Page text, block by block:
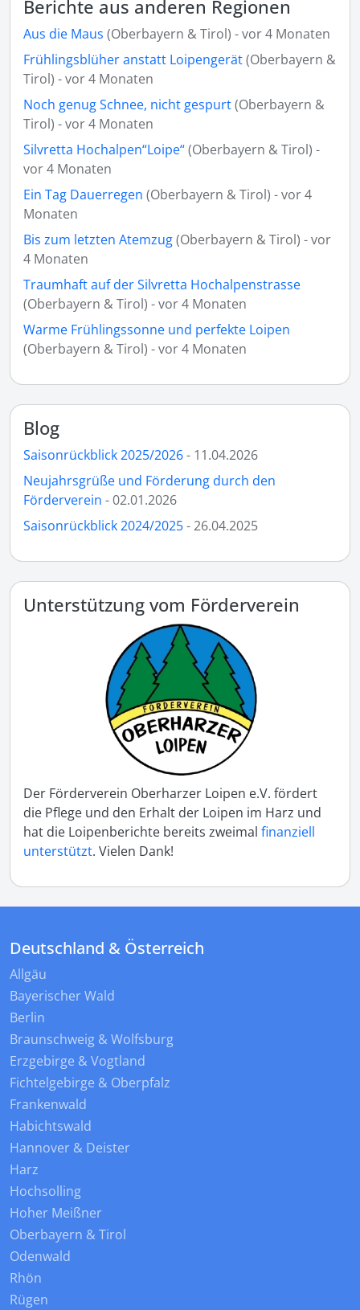
Berichte aus anderen Regionen
Aus die Maus (Oberbayern & Tirol) - vor 4 Monaten
Frühlingsblüher anstatt Loipengerät(Oberbayern &
Tirol) - vor 4 Monaten
Noch genug Schnee, nicht gespurt(Oberbayern &
Tirol) - vor 4 Monaten
Silvretta Hochalpen“Loipe“(Oberbayern & Tirol) -
vor 4 Monaten
Ein Tag Dauerregen (Oberbayern & Tirol) - vor 4
Monaten
Bis zum letzten Atemzug(Oberbayern & Tirol) - vor
4 Monaten
Traumhaft auf der Silvretta Hochalpenstrasse
(Oberbayern & Tirol) - vor 4 Monaten
Warme Frühlingssonne und perfekte Loipen
(Oberbayern & Tirol) - vor 4 Monaten
Blog
Saisonrückblick 2025/2026- 11.04.2026
Neujahrsgrüße und Förderung durch den
Förderverein - 02.01.2026
Saisonrückblick 2024/2025- 26.04.2025
Unterstützung vom Förderverein
Der Förderverein Oberharzer Loipen e.V. fördert
die Pflege und den Erhalt der Loipen im Harz und
hat die Loipenberichte bereits zweimal finanziell
unterstützt. Vielen Dank!
Deutschland & Österreich
Allgäu
Bayerischer Wald
Berlin
Braunschweig & Wolfsburg
Erzgebirge & Vogtland
Fichtelgebirge & Oberpfalz
Frankenwald
Habichtswald
Hannover & Deister
Harz
Hochsolling
Hoher Meißner
Oberbayern & Tirol
Odenwald
Rhön
Rügen